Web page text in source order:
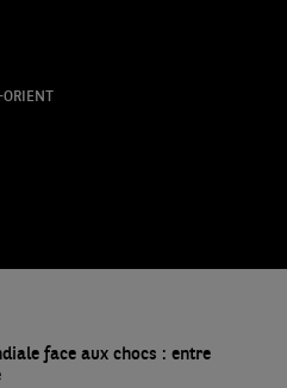
face aux chocs : entre